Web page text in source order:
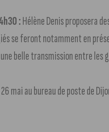
:Hélène Denis proposera
se feront notamment en
belle transmission entre les
mai au bureau de poste de